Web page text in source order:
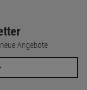
Angebote